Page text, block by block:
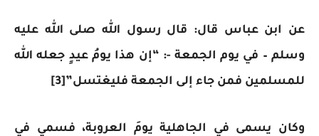
عن ابن عباس قال: قال رسول الله صلى الله عليه
وسلم – في يوم الجمعة -: “إن هذا يومُ عيدٍ جعله الله
للمسلمين فمن جاء إلى الجمعة فليغتسل”[3]
وكان يسمى في الجاهلية يومَ العروبة، فسمي في